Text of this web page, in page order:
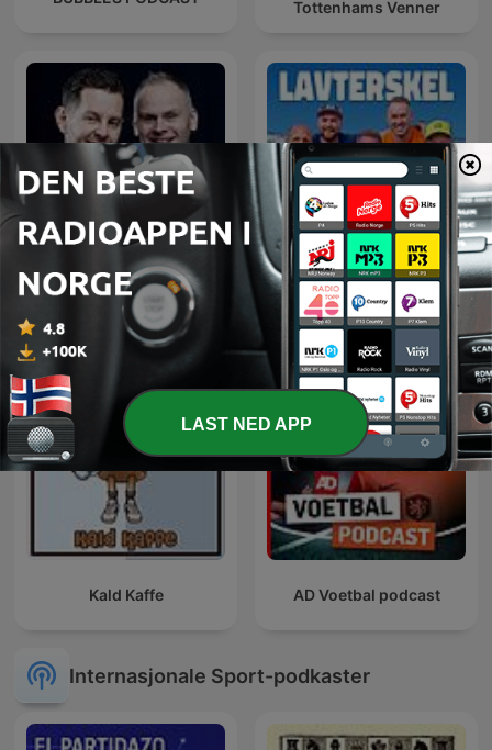
Tottenhams Venner
Rasmus & Saga Lavterskel
Kald Kaffe AD Voetbal podcast
Internasjonale Sport-podkaster
LAST NED APP